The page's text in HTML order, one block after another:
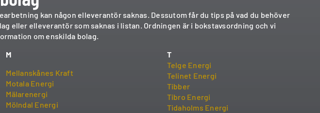
kan någon elleverantör saknas. Dessutom får du tips på vad du behöver
eller elleverantör som saknas i listan. Ordningen är i bokstavsordning och vi
om enskilda bolag.
M
Mellanskånes Kraft
Motala Energi
Mälarenergi
Mölndal Energi
T
Telge Energi
Telinet Energi
Tibber
Tibro Energi
Tidaholms Energi